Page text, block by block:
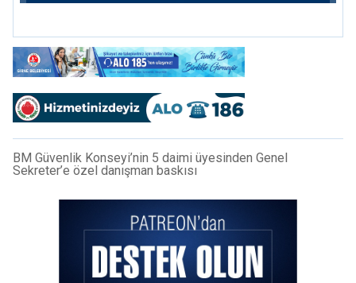
BM Güvenlik Konseyi’nin 5 daimi üyesinden Genel
Sekreter’e özel danışman baskısı